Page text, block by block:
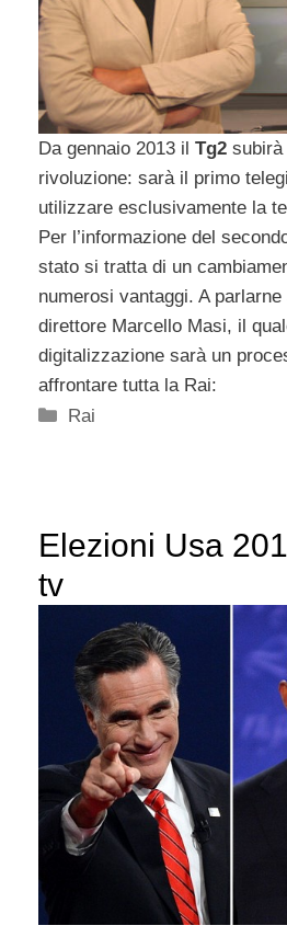
Da gennaio 2013 il Tg2 subirà
rivoluzione: sarà il primo
utilizzare esclusivamente la
Per l’informazione del
stato si tratta di un
numerosi vantaggi. A parlarne
direttore Marcello Masi, il
digitalizzazione sarà un
affrontare tutta la Rai:
Categorie
Rai
Elezioni Usa
tv